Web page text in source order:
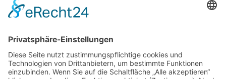
Netzwerkerinnen
Login für Mitglieder
Noch kein Mitglied im unternehmerinnen forum niederrhein?
gibt es weitere Informationen.